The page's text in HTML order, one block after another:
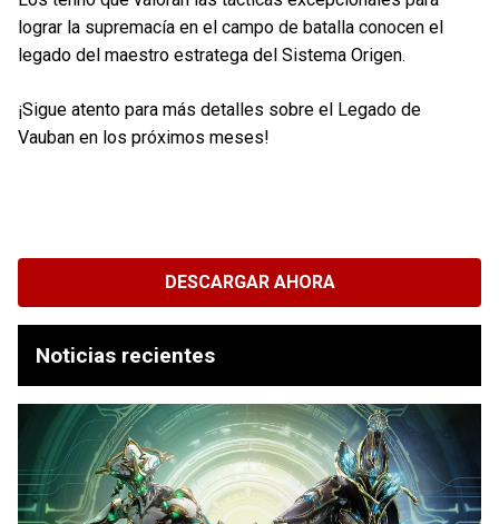
lograr la supremacía en el campo de batalla conocen el
legado del maestro estratega del Sistema Origen.
¡Sigue atento para más detalles sobre el Legado de
Vauban en los próximos meses!
DESCARGAR AHORA
Noticias recientes